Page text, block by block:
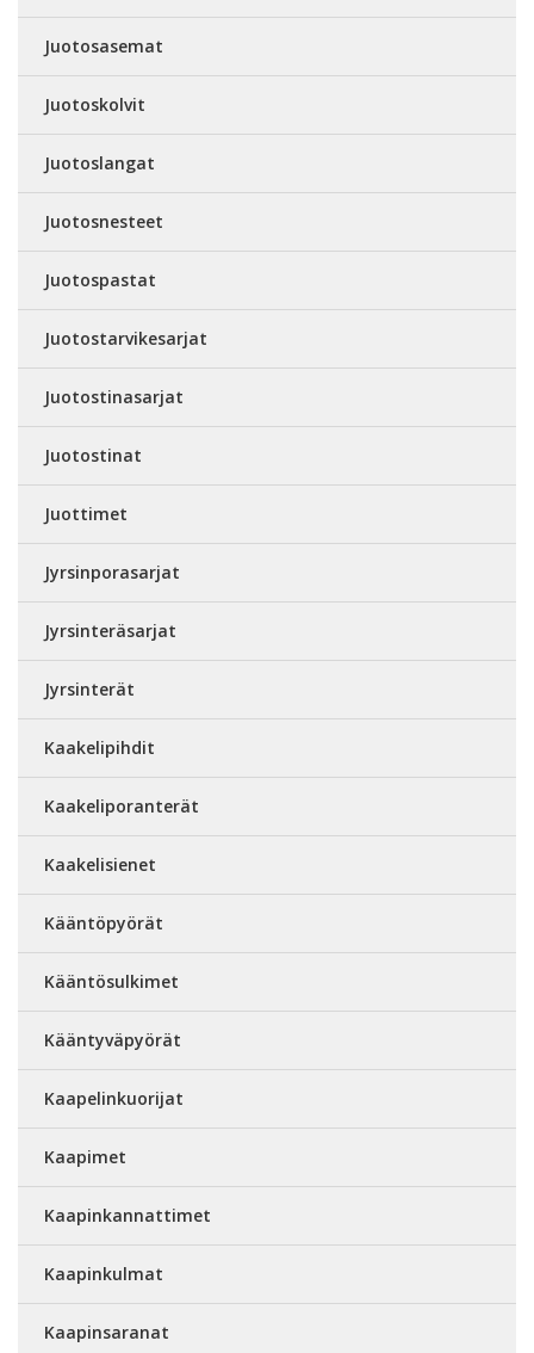
Juotosasemat
Juotoskolvit
Juotoslangat
Juotosnesteet
Juotospastat
Juotostarvikesarjat
Juotostinasarjat
Juotostinat
Juottimet
Jyrsinporasarjat
Jyrsinteräsarjat
Jyrsinterät
Kaakelipihdit
Kaakeliporanterät
Kaakelisienet
Kääntöpyörät
Kääntösulkimet
Kääntyväpyörät
Kaapelinkuorijat
Kaapimet
Kaapinkannattimet
Kaapinkulmat
Kaapinsaranat